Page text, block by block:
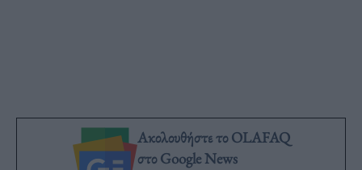
Ακολουθήστε το OLAFAQ
στο Google News